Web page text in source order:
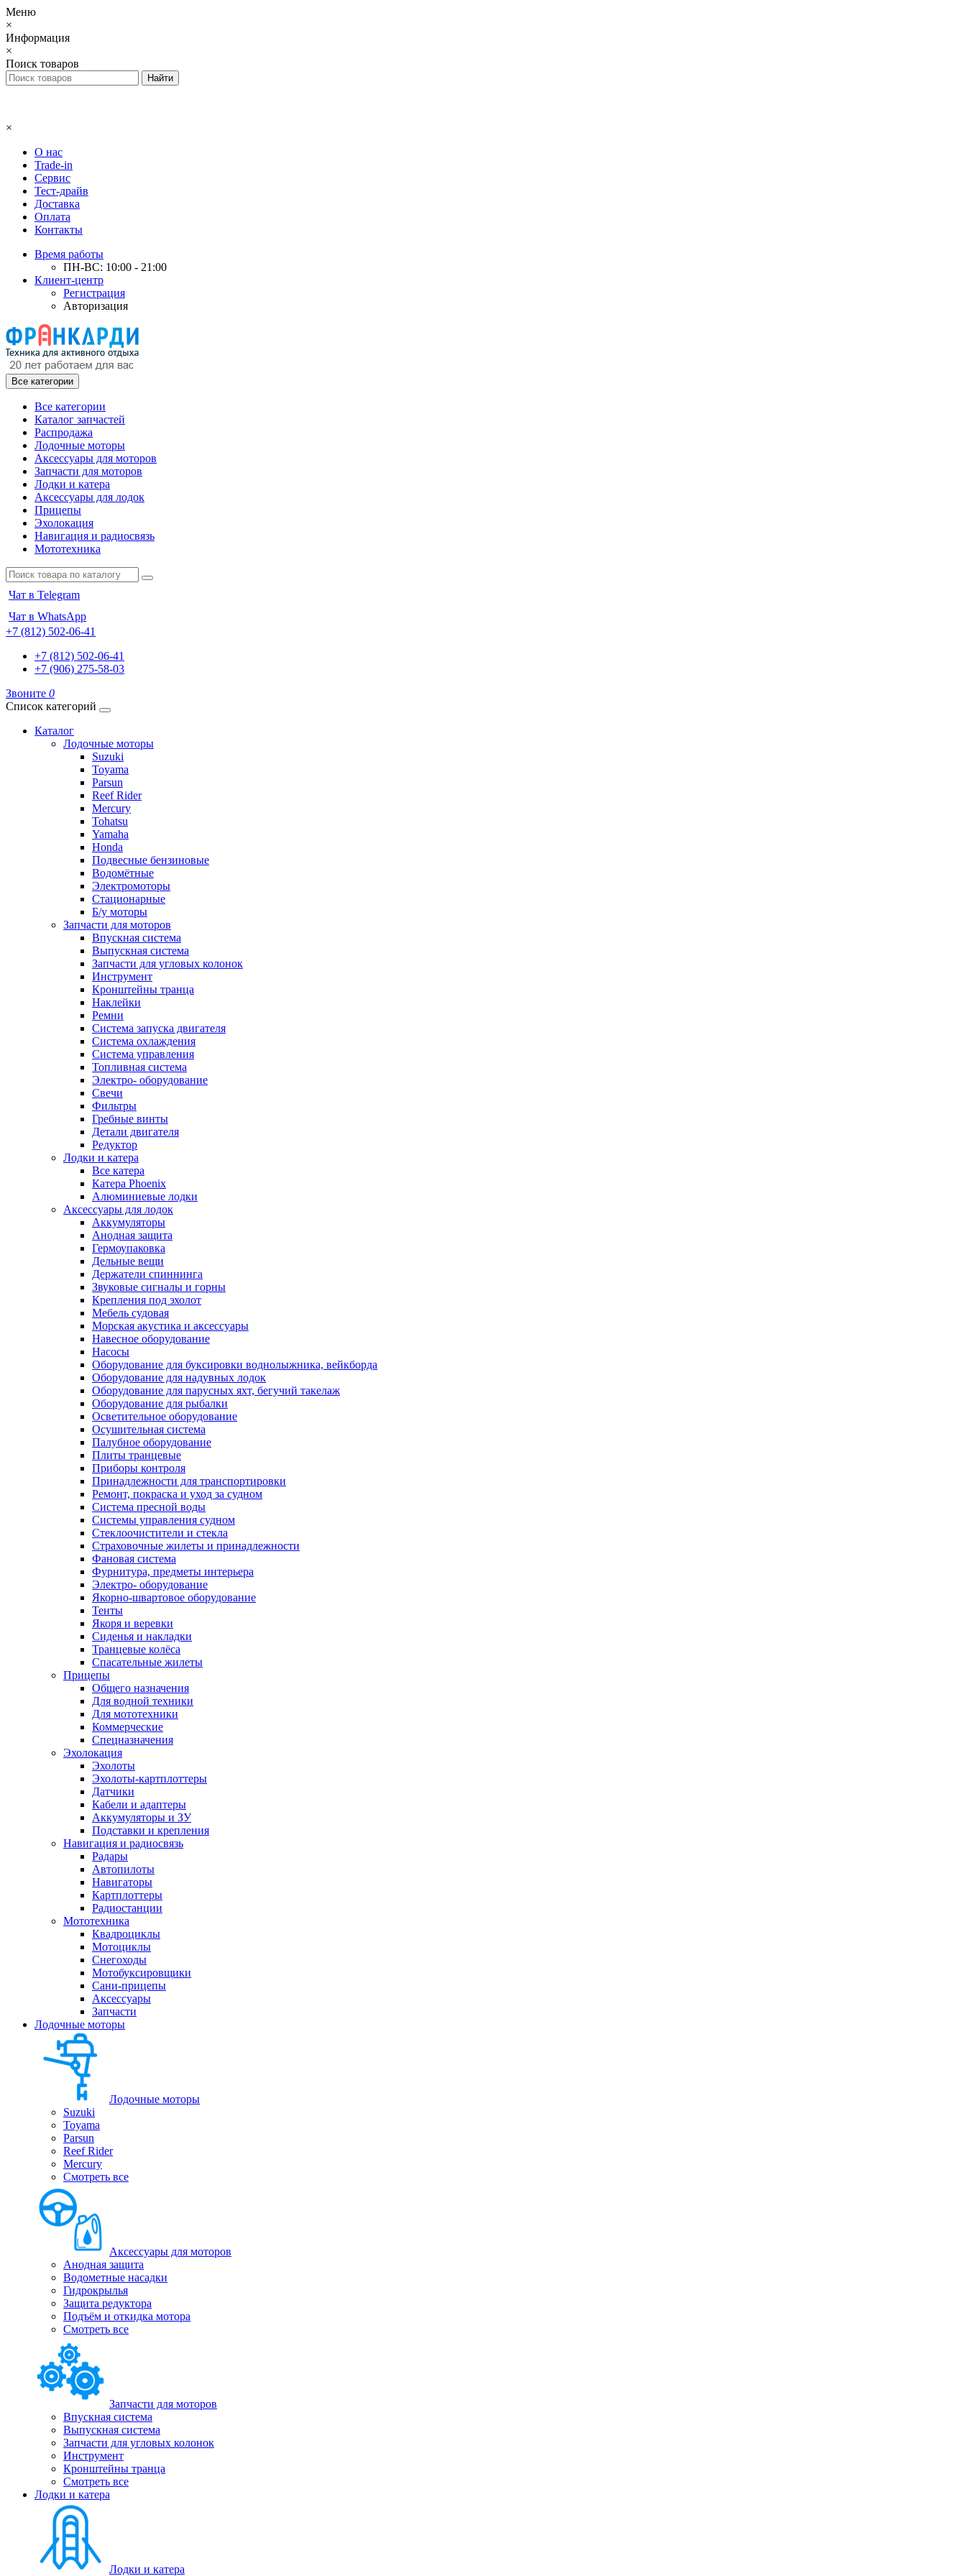
Меню
×
Информация
×
Поиск товаров
×
О нас
Trade-in
Сервис
Тест-драйв
Доставка
Оплата
Контакты
Время работы
ПН-ВС: 10:00 - 21:00
Клиент-центр
Регистрация
Авторизация
Все категории
Все категории
Каталог запчастей
Распродажа
Лодочные моторы
Аксессуары для моторов
Запчасти для моторов
Лодки и катера
Аксессуары для лодок
Прицепы
Эхолокация
Навигация и радиосвязь
Мототехника
Чат в Telegram
Чат в WhatsApp
+7 (812) 502-06-41
+7 (812) 502-06-41
+7 (906) 275-58-03
Звоните 0
Список категорий
Каталог
Лодочные моторы
Suzuki
Toyama
Parsun
Reef Rider
Mercury
Tohatsu
Yamaha
Honda
Подвесные бензиновые
Водомётные
Электромоторы
Стационарные
Б/у моторы
Запчасти для моторов
Впускная система
Выпускная система
Запчасти для угловых колонок
Инструмент
Кронштейны транца
Наклейки
Ремни
Система запуска двигателя
Система охлаждения
Система управления
Топливная система
Электро- оборудование
Свечи
Фильтры
Гребные винты
Детали двигателя
Редуктор
Лодки и катера
Все катера
Катера Phoenix
Алюминиевые лодки
Аксессуары для лодок
Аккумуляторы
Анодная защита
Гермоупаковка
Дельные вещи
Держатели спиннинга
Звуковые сигналы и горны
Крепления под эхолот
Мебель судовая
Морская акустика и аксессуары
Навесное оборудование
Насосы
Оборудование для буксировки воднолыжника, вейкборда
Оборудование для надувных лодок
Оборудование для парусных яхт, бегучий такелаж
Оборудование для рыбалки
Осветительное оборудование
Осушительная система
Палубное оборудование
Плиты транцевые
Приборы контроля
Принадлежности для транспортировки
Ремонт, покраска и уход за судном
Система пресной воды
Системы управления судном
Стеклоочистители и стекла
Страховочные жилеты и принадлежности
Фановая система
Фурнитура, предметы интерьера
Электро- оборудование
Якорно-швартовое оборудование
Тенты
Якоря и веревки
Сиденья и накладки
Транцевые колёса
Спасательные жилеты
Прицепы
Общего назначения
Для водной техники
Для мототехники
Коммерческие
Спецназначения
Эхолокация
Эхолоты
Эхолоты-картплоттеры
Датчики
Кабели и адаптеры
Аккумуляторы и ЗУ
Подставки и крепления
Навигация и радиосвязь
Радары
Автопилоты
Навигаторы
Картплоттеры
Радиостанции
Мототехника
Квадроциклы
Мотоциклы
Снегоходы
Мотобуксировщики
Сани-прицепы
Аксессуары
Запчасти
Лодочные моторы
Лодочные моторы
Suzuki
Toyama
Parsun
Reef Rider
Mercury
Смотреть все
Аксессуары для моторов
Анодная защита
Водометные насадки
Гидрокрылья
Защита редуктора
Подъём и откидка мотора
Смотреть все
Запчасти для моторов
Впускная система
Выпускная система
Запчасти для угловых колонок
Инструмент
Кронштейны транца
Смотреть все
Лодки и катера
Лодки и катера